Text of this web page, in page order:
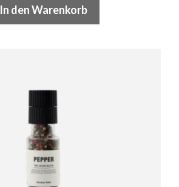
In den Warenkorb